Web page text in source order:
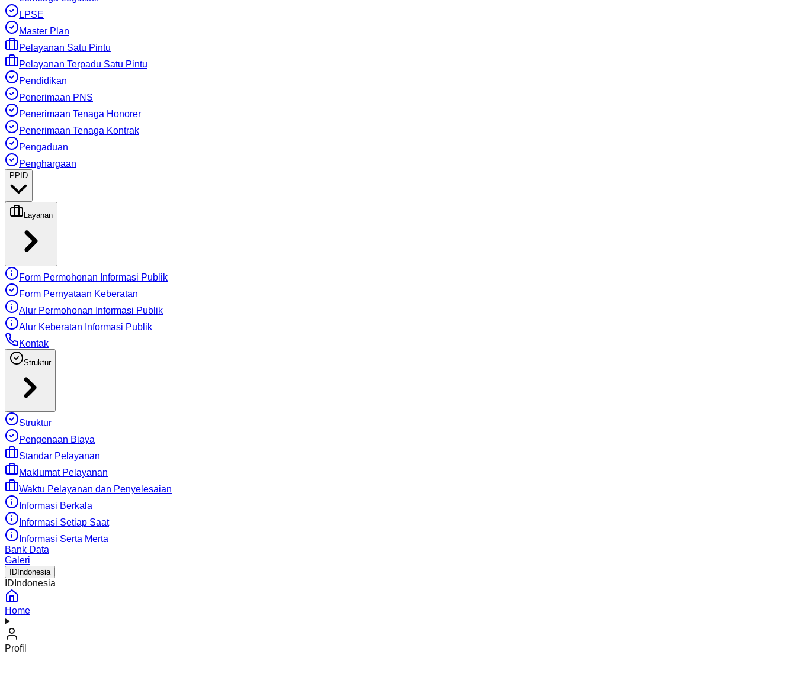
LPSE
Master Plan
Pelayanan Satu Pintu
Pelayanan Terpadu Satu Pintu
Pendidikan
Penerimaan PNS
Penerimaan Tenaga Honorer
Penerimaan Tenaga Kontrak
Pengaduan
Penghargaan
PPID
Layanan
Form Permohonan Informasi Publik
Form Pernyataan Keberatan
Alur Permohonan Informasi Publik
Alur Keberatan Informasi Publik
Kontak
Struktur
Struktur
Pengenaan Biaya
Standar Pelayanan
Maklumat Pelayanan
Waktu Pelayanan dan Penyelesaian
Informasi Berkala
Informasi Setiap Saat
Informasi Serta Merta
Bank Data
Galeri
ID Indonesia
ID Indonesia
Home
Profil